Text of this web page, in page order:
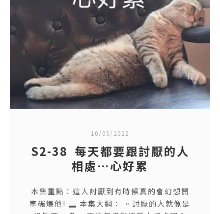
10/05/2022
S2-38 每天都要跟討厭的人
相處…心好累
本集重點：這人討厭到有時候真的會幻想開
車碾爆他! ▂ 本集大綱： 。討厭的人就像是